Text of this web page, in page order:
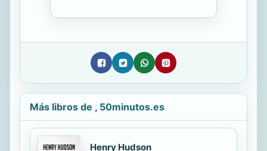
Más libros de , 50minutos.es
Henry Hudson